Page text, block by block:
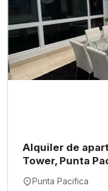
Alquiler de
Tower, Punta
Punta Pacifica